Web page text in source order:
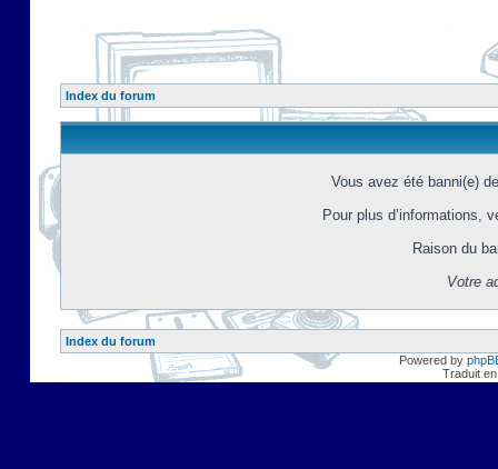
Index du forum
Vous avez été banni(e)
Pour plus d’informations,
Raison du
Votre
Index du forum
Powered by
Traduit